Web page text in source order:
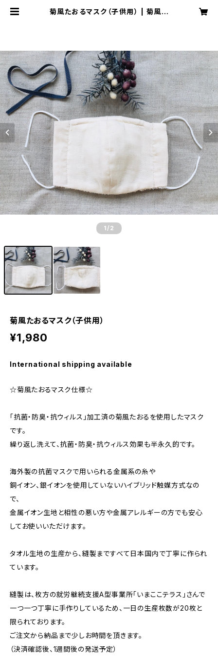
菊風たおるマスク（子供用） | 菊風た
1 /2
菊風たおるマスク（子供用）
¥1,980
International shipping available
☆菊風たおるマスク仕様☆
「抗菌・防臭・抗ウィルス」加工済の菊風たおるを使用したマスク
です。
繰り返し洗えて、抗菌・防臭・抗ウィルス効果も半永久的です。
海外製の抗菌マスクで用いられる金属系の糸や
銅イオン、銀イオンを使用していないハイブリッド触媒方式なの
で、
金属イオン生地と相性の悪い方や金属アレルギーの方でも安心
してお使いいただけます。
タオル生地の生産から、縫製まですべて日本国内で丁寧に作られ
ています。
縫製は、枚方の就労継続支援A型事業所「いまここテラス」さんで
一つ一つ丁寧に手作りしているため、一日の生産枚数が20枚と
限られております。
ご注文から納品まで少しお時間を頂きます。
（決済確認後、1週間後の発送予定）